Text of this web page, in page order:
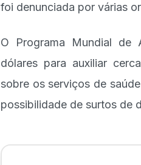
foi denunciada por várias
O Programa Mundial de
dólares para auxiliar
sobre os serviços de
possibilidade de surtos de